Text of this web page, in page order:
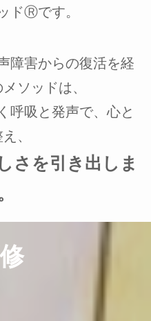
ドⓇです。
障害からの復活を経
ソッドは、
呼吸と発声で、心と
、
さを引き出しま